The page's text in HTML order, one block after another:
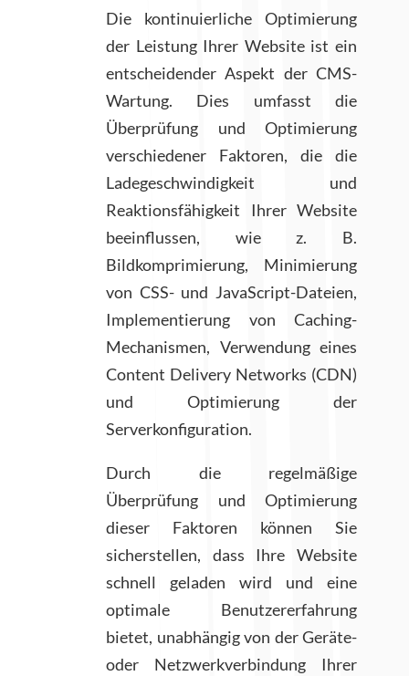
Die kontinuierliche Optimierung
der Leistung Ihrer Website ist ein
entscheidender Aspekt der CMS-
Wartung. Dies umfasst die
Überprüfung und Optimierung
verschiedener Faktoren, die die
Ladegeschwindigkeit und
Reaktionsfähigkeit Ihrer Website
beeinflussen, wie z. B.
Bildkomprimierung, Minimierung
von CSS- und JavaScript-Dateien,
Implementierung von Caching-
Mechanismen, Verwendung eines
Content Delivery Networks (CDN)
und Optimierung der
Serverkonfiguration.
Durch die regelmäßige
Überprüfung und Optimierung
dieser Faktoren können Sie
sicherstellen, dass Ihre Website
schnell geladen wird und eine
optimale Benutzererfahrung
bietet, unabhängig von der Geräte-
oder Netzwerkverbindung Ihrer